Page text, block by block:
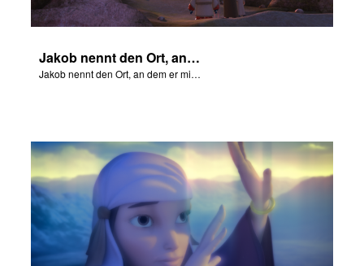
Jakob nennt den Ort, an dem er mit Gott rang, Peniel.
Jakob nennt den Ort, an dem er mit Gott rang, Peniel.